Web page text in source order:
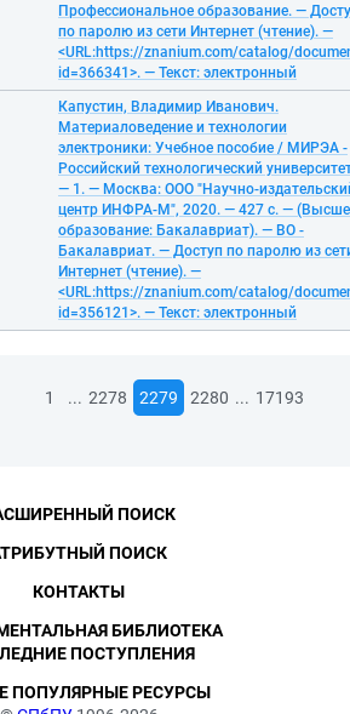
Профессиональное образование. —
по паролю из сети Интернет (чтение). —
<URL:https://znanium.com/catalog/
id=366341>. — Текст: электронный
Капустин, Владимир Иванович.
Материаловедение и технологии
электроники: Учебное пособие / МИРЭА -
Российский технологический
— 1. — Москва: ООО "Научно-
центр ИНФРА-М", 2020. — 427 с. —
образование: Бакалавриат). — ВО -
Бакалавриат. — Доступ по паролю из
Интернет (чтение). —
<URL:https://znanium.com/catalog/
id=356121>. — Текст: электронный
1 ... 2278 2279 2280 ... 17193
ПОИСК
ПОИСК
КОНТАКТЫ
БИБЛИОТЕКА
ПОСТУПЛЕНИЯ
ПОПУЛЯРНЫЕ РЕСУРСЫ